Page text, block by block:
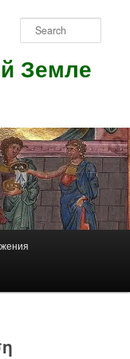
Земле